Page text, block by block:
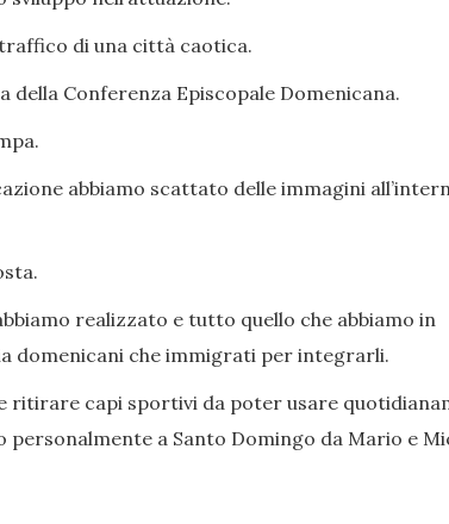
di una città caotica.
Conferenza Episcopale Domenicana.
abbiamo scattato delle immagini
realizzato e tutto quello che abbiamo in
domenicani che immigrati per integrarli.
ritirare capi sportivi da poter usare
a Santo Domingo da Mario e